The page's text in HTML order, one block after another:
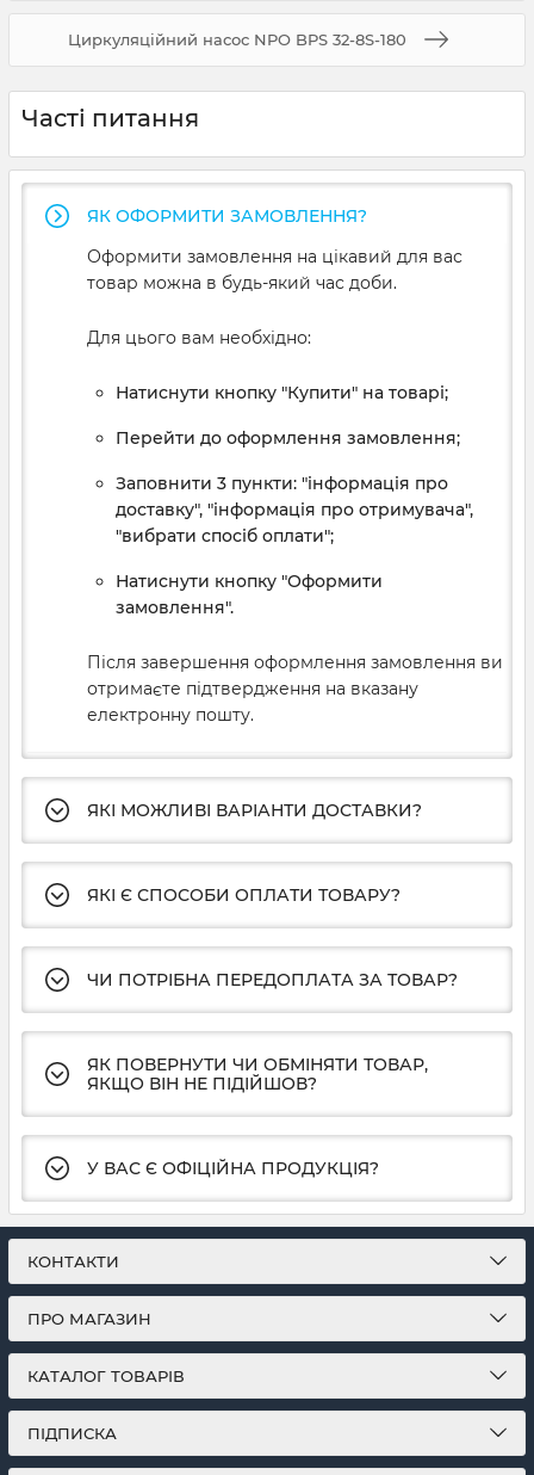
Циркуляційний насос NPO BPS 32-8S-180
Часті питання
ЯК ОФОРМИТИ ЗАМОВЛЕННЯ?
Оформити замовлення на цікавий для вас
товар можна в будь-який час доби.
Для цього вам необхідно:
Натиснути кнопку "Купити" на товарі;
Перейти до оформлення замовлення;
Заповнити 3 пункти: "інформація про
доставку", "інформація про отримувача",
"вибрати спосіб оплати";
Натиснути кнопку "Оформити
замовлення".
Після завершення оформлення замовлення ви
отримаєте підтвердження на вказану
електронну пошту.
ЯКІ МОЖЛИВІ ВАРІАНТИ ДОСТАВКИ?
ЯКІ Є СПОСОБИ ОПЛАТИ ТОВАРУ?
ЧИ ПОТРІБНА ПЕРЕДОПЛАТА ЗА ТОВАР?
ЯК ПОВЕРНУТИ ЧИ ОБМІНЯТИ ТОВАР,
ЯКЩО ВІН НЕ ПІДІЙШОВ?
У ВАС Є ОФІЦІЙНА ПРОДУКЦІЯ?
КОНТАКТИ
ПРО МАГАЗИН
КАТАЛОГ ТОВАРІВ
ПІДПИСКА